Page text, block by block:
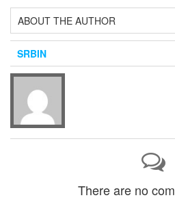
ABOUT THE AUTHOR
SRBIN
There are no